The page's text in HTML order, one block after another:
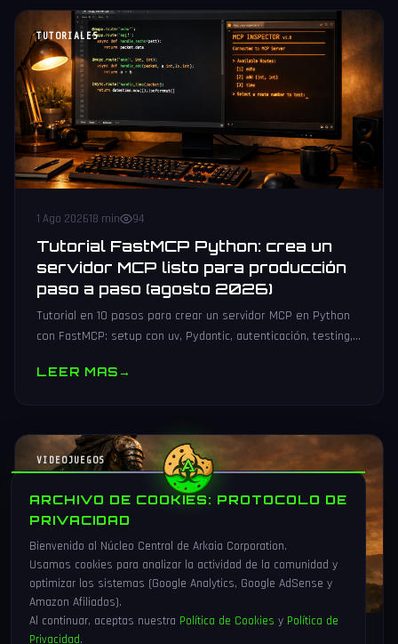
TUTORIALES
1 Ago 202618 min 94
Tutorial FastMCP Python: crea un
servidor MCP listo para producción
paso a paso (agosto 2026)
Tutorial en 10 pasos para crear un servidor MCP en Python
con FastMCP: setup con uv, Pydantic, autenticación, testing,
LEER MAS→
VIDEOJUEGOS
ARCHIVO DE COOKIES: PROTOCOLO DE
PRIVACIDAD
Bienvenido al Núcleo Central de Arkaia Corporation.
Usamos cookies para analizar la actividad de la comunidad y
optimizar los sistemas (Google Analytics, Google AdSense y
Amazon Afiliados).
Al continuar, aceptas nuestra Política de Cookies y Política de
Privacidad.